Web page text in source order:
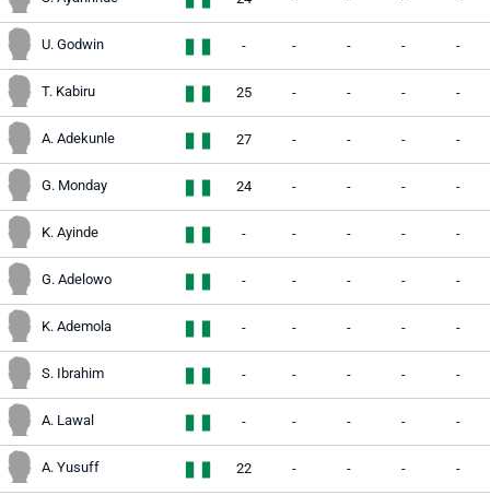
U. Godwin - - - - -
T. Kabiru 25 - - - -
A. Adekunle 27 - - - -
G. Monday 24 - - - -
K. Ayinde - - - - -
G. Adelowo - - - - -
K. Ademola - - - - -
S. Ibrahim - - - - -
A. Lawal - - - - -
A. Yusuff 22 - - - -